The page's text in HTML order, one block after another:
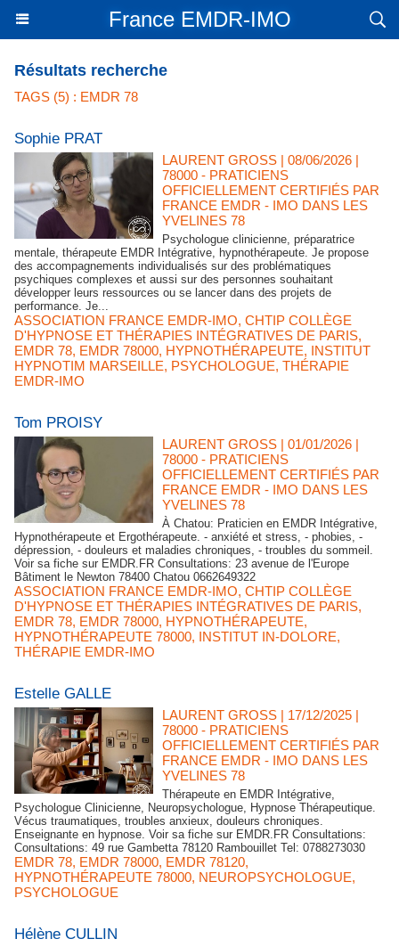
France EMDR-IMO
Résultats recherche
TAGS (5) : EMDR 78
Sophie PRAT
LAURENT GROSS | 08/06/2026 |
78000 - PRATICIENS
OFFICIELLEMENT CERTIFIÉS PAR
FRANCE EMDR - IMO DANS LES
YVELINES 78
Psychologue clinicienne, préparatrice
mentale, thérapeute EMDR Intégrative, hypnothérapeute. Je propose
des accompagnements individualisés sur des problématiques
psychiques complexes et aussi sur des personnes souhaitant
développer leurs ressources ou se lancer dans des projets de
performance. Je...
ASSOCIATION FRANCE EMDR-IMO, CHTIP COLLÈGE
D'HYPNOSE ET THÉRAPIES INTÉGRATIVES DE PARIS,
EMDR 78, EMDR 78000, HYPNOTHÉRAPEUTE, INSTITUT
HYPNOTIM MARSEILLE, PSYCHOLOGUE, THÉRAPIE
EMDR-IMO
Tom PROISY
LAURENT GROSS | 01/01/2026 |
78000 - PRATICIENS
OFFICIELLEMENT CERTIFIÉS PAR
FRANCE EMDR - IMO DANS LES
YVELINES 78
À Chatou: Praticien en EMDR Intégrative,
Hypnothérapeute et Ergothérapeute. - anxiété et stress, - phobies, -
dépression, - douleurs et maladies chroniques, - troubles du sommeil.
Voir sa fiche sur EMDR.FR Consultations: 23 avenue de l'Europe
Bâtiment le Newton 78400 Chatou 0662649322
ASSOCIATION FRANCE EMDR-IMO, CHTIP COLLÈGE
D'HYPNOSE ET THÉRAPIES INTÉGRATIVES DE PARIS,
EMDR 78, EMDR 78000, HYPNOTHÉRAPEUTE,
HYPNOTHÉRAPEUTE 78000, INSTITUT IN-DOLORE,
THÉRAPIE EMDR-IMO
Estelle GALLE
LAURENT GROSS | 17/12/2025 |
78000 - PRATICIENS
OFFICIELLEMENT CERTIFIÉS PAR
FRANCE EMDR - IMO DANS LES
YVELINES 78
Thérapeute en EMDR Intégrative,
Psychologue Clinicienne, Neuropsychologue, Hypnose Thérapeutique.
Vécus traumatiques, troubles anxieux, douleurs chroniques.
Enseignante en hypnose. Voir sa fiche sur EMDR.FR Consultations:
Consultations: 49 rue Gambetta 78120 Rambouillet Tel: 0788273030
EMDR 78, EMDR 78000, EMDR 78120,
HYPNOTHÉRAPEUTE 78000, NEUROPSYCHOLOGUE,
PSYCHOLOGUE
Hélène CULLIN